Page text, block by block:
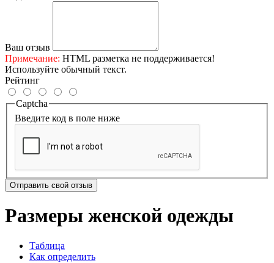
Ваш отзыв
Примечание: HTML разметка не поддерживается!
Используйте обычный текст.
Рейтинг
Captcha
Введите код в поле ниже
Отправить свой отзыв
Размеры женской одежды
Таблица
Как определить